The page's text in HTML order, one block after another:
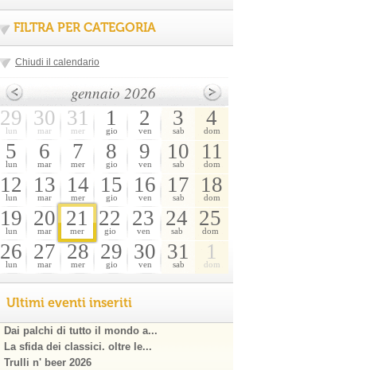
FILTRA PER CATEGORIA
Chiudi il calendario
gennaio 2026
29
lun
30
mar
31
mer
1
gio
2
ven
3
sab
4
dom
5
lun
6
mar
7
mer
8
gio
9
ven
10
sab
11
dom
12
lun
13
mar
14
mer
15
gio
16
ven
17
sab
18
dom
19
lun
20
mar
21
mer
22
gio
23
ven
24
sab
25
dom
26
lun
27
mar
28
mer
29
gio
30
ven
31
sab
1
dom
Ultimi eventi inseriti
Dai palchi di tutto il mondo a...
La sfida dei classici. oltre le...
Trulli n' beer 2026